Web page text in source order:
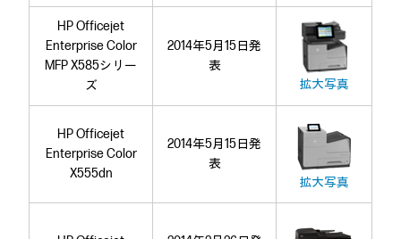
HP Officejet
Enterprise Color
MFP X585シリー
ズ
2014年5月15日発
表
拡大写真
HP Officejet
Enterprise Color
X555dn
2014年5月15日発
表
拡大写真